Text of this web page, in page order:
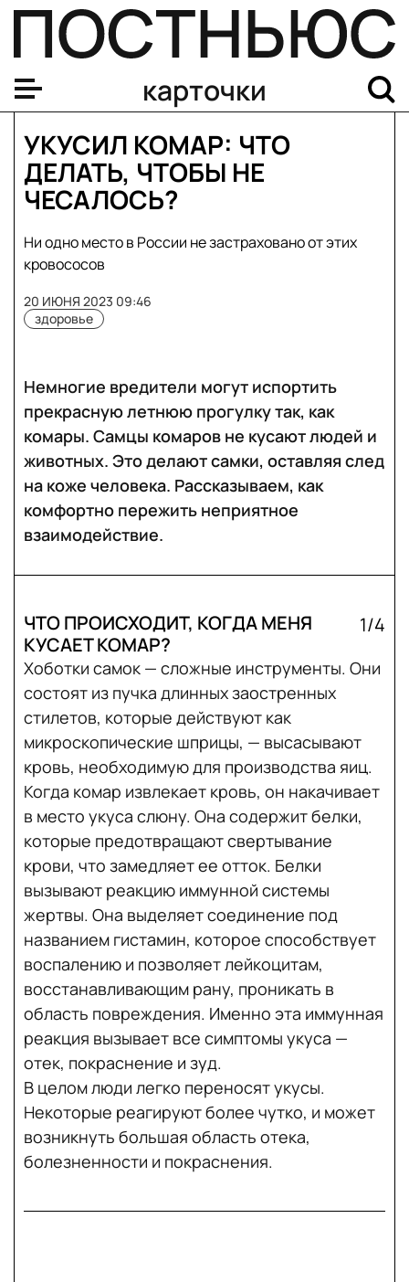
карточки
УКУСИЛ КОМАР: ЧТО
ДЕЛАТЬ, ЧТОБЫ НЕ
ЧЕСАЛОСЬ?
Ни одно место в России не застраховано от этих
кровососов
здоровье
20 ИЮНЯ 2023 09:46
Немногие вредители могут испортить
прекрасную летнюю прогулку так, как
комары. Самцы комаров не кусают людей и
животных. Это делают самки, оставляя след
на коже человека. Рассказываем, как
комфортно пережить неприятное
взаимодействие.
ЧТО ПРОИСХОДИТ, КОГДА МЕНЯ
КУСАЕТ КОМАР?
1/4
Хоботки самок — сложные инструменты. Они
состоят из пучка длинных заостренных
стилетов, которые действуют как
микроскопические шприцы, — высасывают
кровь, необходимую для производства яиц.
Когда комар извлекает кровь, он накачивает
в место укуса слюну. Она содержит белки,
которые предотвращают свертывание
крови, что замедляет ее отток. Белки
вызывают реакцию иммунной системы
жертвы. Она выделяет соединение под
названием гистамин, которое способствует
воспалению и позволяет лейкоцитам,
восстанавливающим рану, проникать в
область повреждения. Именно эта иммунная
реакция вызывает все симптомы укуса —
отек, покраснение и зуд.
В целом люди легко переносят укусы.
Некоторые реагируют более чутко, и может
возникнуть большая область отека,
болезненности и покраснения.